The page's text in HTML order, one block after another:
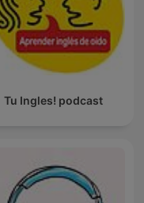
Tu Ingles! podcast